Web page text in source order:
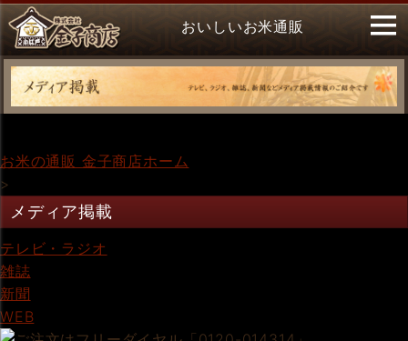
おいしいお米通販
お米の通販 金子商店ホーム
>
メディア掲載
テレビ・ラジオ
雑誌
新聞
WEB